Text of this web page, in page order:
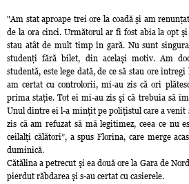
"Am stat aproape trei ore la coadă şi am
de la ora cinci. Următorul ar fi fost abia la opt
stau atât de mult timp în gară. Nu sunt
studenţi fără bilet, din acelaşi motiv. Am
studentă, este lege dată, de ce să stau ore
am certat cu controlorii, mi-au zis că ori
prima staţie. Tot ei mi-au zis şi că trebuia să
Unul dintre ei l-a minţit pe poliţistul care a venit
zis că am refuzat să mă legitimez, ceea ce nu
ceilalţi călători”, a spus Florina, care merge
duminică.
Cătălina a petrecut şi ea două ore la Gara de
pierdut răbdarea şi s-au certat cu casierele.